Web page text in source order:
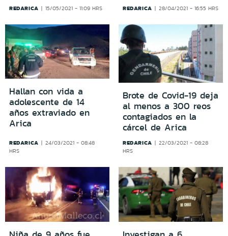
REDARICA 15/05/2021 - 11:09 HRS REDARICA 28/04/2021 - 16:55 HRS
Hallan con vida a
adolescente de 14
años extraviado en
Arica
REDARICA
24/03/2021 - 08:48
HRS
Brote de Covid-19 deja
al menos a 300 reos
contagiados en la
cárcel de Arica
REDARICA
22/03/2021 - 08:28
HRS